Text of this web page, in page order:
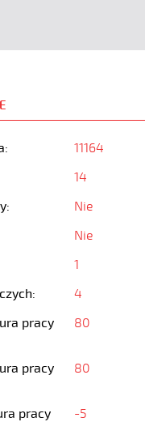
11164
14
Nie
Nie
1
4
pracy
80
pracy
80
pracy
-5